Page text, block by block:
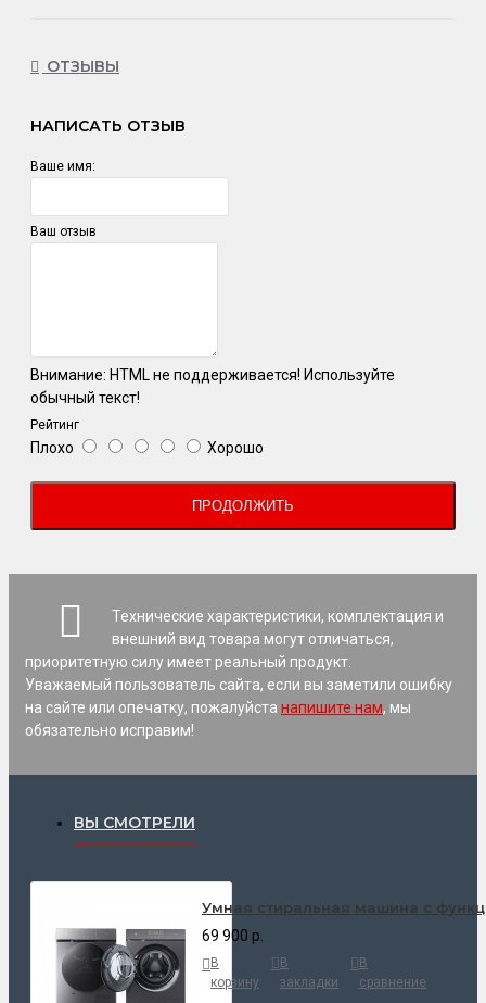
ОТЗЫВЫ
НАПИСАТЬ ОТЗЫВ
Ваше имя:
Ваш отзыв
Внимание: HTML не поддерживается! Используйте
обычный текст!
Рейтинг
Плохо Хорошо
ПРОДОЛЖИТЬ
Технические характеристики, комплектация и
внешний вид товара могут отличаться,
приоритетную силу имеет реальный продукт.
Уважаемый пользователь сайта, если вы заметили ошибку
на сайте или опечатку, пожалуйста напишите нам, мы
обязательно исправим!
ВЫ СМОТРЕЛИ
Умная стиральная машина с
69 900 р.
В
корзину
В
закладки
В
сравнение